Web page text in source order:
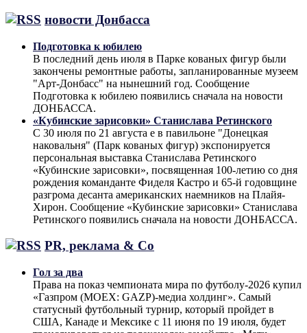
новости Донбасса
Подготовка к юбилею
В последний день июля в Парке кованых фигур были
закончены ремонтные работы, запланированные музеем
"Арт-Донбасс" на нынешний год. Сообщение
Подготовка к юбилею появились сначала на новости
ДОНБАССА.
«Кубинские зарисовки» Станислава Ретинского
С 30 июля по 21 августа е в павильоне "Донецкая
наковальня" (Парк кованых фигур) экспонируется
персональная выставка Станислава Ретинского
«Кубинские зарисовки», посвященная 100-летию со дня
рождения команданте Фиделя Кастро и 65-й годовщине
разгрома десанта американских наемников на Плайя-
Хирон. Сообщение «Кубинские зарисовки» Станислава
Ретинского появились сначала на новости ДОНБАССА.
PR, реклама & Co
Гол за два
Права на показ чемпионата мира по футболу-2026 купил
«Газпром (MOEX: GAZP)-медиа холдинг». Самый
статусный футбольный турнир, который пройдет в
США, Канаде и Мексике с 11 июня по 19 июля, будет